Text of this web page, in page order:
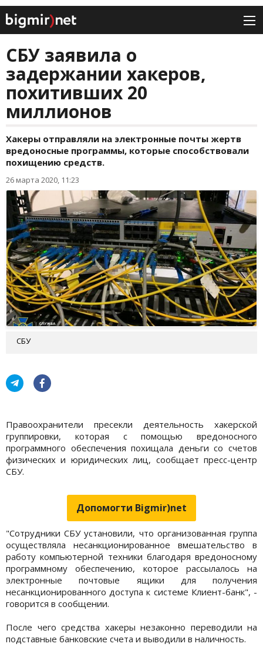
СБУ заявила о
задержании хакеров,
похитивших 20
миллионов
Хакеры отправляли на электронные почты жертв
вредоносные программы, которые способствовали
похищению средств.
26 марта 2020, 11:23
СБУ
Правоохранители пресекли деятельность хакерской
группировки, которая с помощью вредоносного
программного обеспечения похищала деньги со счетов
физических и юридических лиц, сообщает пресс-центр
СБУ.
Допомогти Bigmir)net
"Сотрудники СБУ установили, что организованная группа
осуществляла несанкционированное вмешательство в
работу компьютерной техники благодаря вредоносному
программному обеспечению, которое рассылалось на
электронные почтовые ящики для получения
несанкционированного доступа к системе Клиент-банк", -
говорится в сообщении.
После чего средства хакеры незаконно переводили на
подставные банковские счета и выводили в наличность.